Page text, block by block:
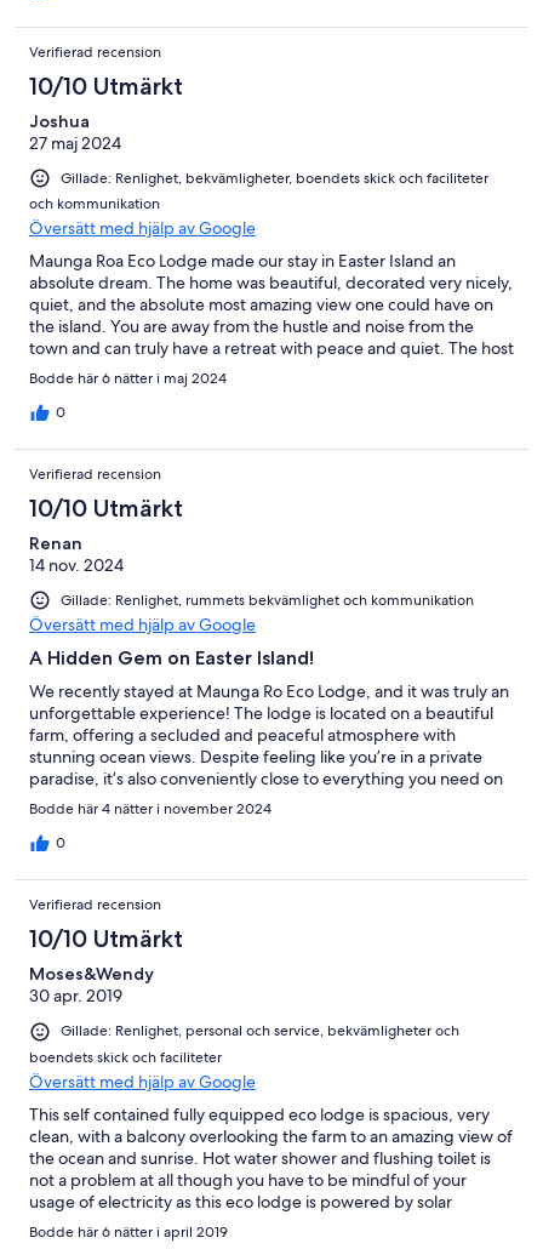
Verifierad recension
10/10 Utmärkt
Joshua
27 maj 2024
Gillade: Renlighet, bekvämligheter, boendets skick och faciliteter
och kommunikation
Översätt med hjälp av Google
Maunga Roa Eco Lodge made our stay in Easter Island an
absolute dream. The home was beautiful, decorated very nicely,
quiet, and the absolute most amazing view one could have on
the island. You are away from the hustle and noise from the
town and can truly have a retreat with peace and quiet. The host
was amazing and made sure everything was perfect. We
enjoyed coffee on the covered deck overlooking distant Ahu
and the ocean and even cooked a couple meals in the well
will love this gem of a retreat. The view alone is simply worth it.
Thank you Maungo Roa Eco Lodge!
Bodde här 6 nätter i maj 2024
0
Verifierad recension
10/10 Utmärkt
Renan
14 nov. 2024
Gillade: Renlighet, rummets bekvämlighet och kommunikation
Översätt med hjälp av Google
A Hidden Gem on Easter Island!
We recently stayed at Maunga Ro Eco Lodge, and it was truly an
unforgettable experience! The lodge is located on a beautiful
farm, offering a secluded and peaceful atmosphere with
stunning ocean views. Despite feeling like you’re in a private
paradise, it’s also conveniently close to everything you need on
the island. The house itself is cozy and well-equipped, providing
privacy you need to relax. The surrounding nature and open
the owners. They are incredibly warm, helpful, and welcoming,
making us feel like part of their family while still respecting our
privacy. They were always available to offer tips about the island
and made sure we had everything we needed for a comfortable
stay. If you’re looking for a place that combines the beauty of
nature with comfort and heartfelt hospitality, Maunga Ro Eco
Lodge is the perfect choice. We can’t wait to return!
Bodde här 4 nätter i november 2024
0
Verifierad recension
10/10 Utmärkt
Moses&Wendy
30 apr. 2019
Gillade: Renlighet, personal och service, bekvämligheter och
boendets skick och faciliteter
Översätt med hjälp av Google
This self contained fully equipped eco lodge is spacious, very
clean, with a balcony overlooking the farm to an amazing view of
the ocean and sunrise. Hot water shower and flushing toilet is
not a problem at all though you have to be mindful of your
usage of electricity as this eco lodge is powered by solar
battery. Hire of a vehicle is definitely a must for this
Bodde här 6 nätter i april 2019